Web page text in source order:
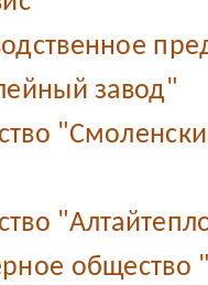
завод"
общество